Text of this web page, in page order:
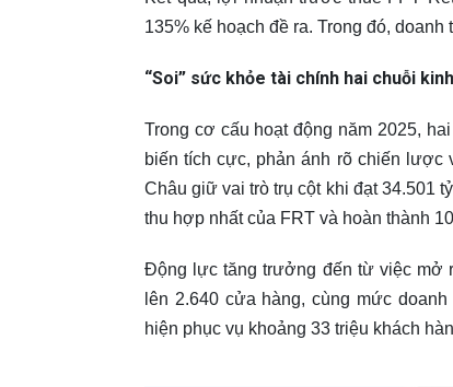
135% kế hoạch đề ra. Trong đó,
“Soi” sức khỏe tài chính hai chuỗi
Trong cơ cấu hoạt động năm 2025,
biến tích cực, phản ánh rõ chiến lược
Châu giữ vai trò trụ cột khi đạt 34.501
thu hợp nhất của FRT và hoàn thành
Động lực tăng trưởng đến từ việc mở
lên 2.640 cửa hàng, cùng mức
hiện phục vụ khoảng 33 triệu khách